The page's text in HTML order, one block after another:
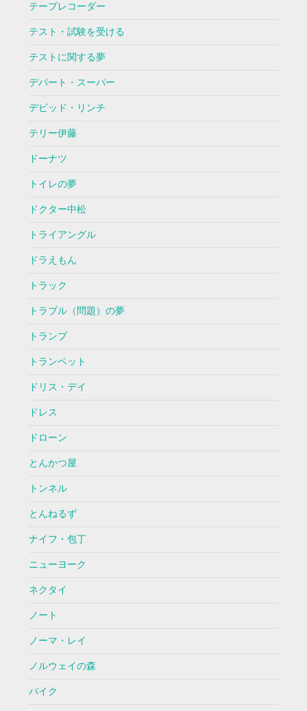
テープレコーダー
テスト・試験を受ける
テストに関する夢
デパート・スーパー
デビッド・リンチ
テリー伊藤
ドーナツ
トイレの夢
ドクター中松
トライアングル
ドラえもん
トラック
トラブル（問題）の夢
トランプ
トランペット
ドリス・デイ
ドレス
ドローン
とんかつ屋
トンネル
とんねるず
ナイフ・包丁
ニューヨーク
ネクタイ
ノート
ノーマ・レイ
ノルウェイの森
バイク